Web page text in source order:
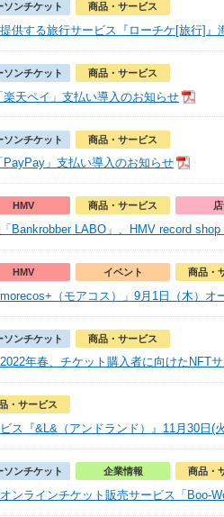
ソンチケット 商品・サービス
供する旅行サービス『ローチケ[旅行]』
ソンチケット 商品・サービス
天ペイ」支払い導入のお知らせ
ソンチケット 商品・サービス
PayPay」支払い導入のお知らせ
HMV 商品・サービス
Bankrobber LABO」、HMV record
HMV イベント 商品・
（モアコス）」9月1日（木）オ
ソンチケット 商品・サービス
年春、チケット購入者に向けたNFT
・サービス
ス『&L&（アンドランド）』11月30日(
ソンチケット 企業情報 商品・
ンラインチケット販売サービス「Boo-